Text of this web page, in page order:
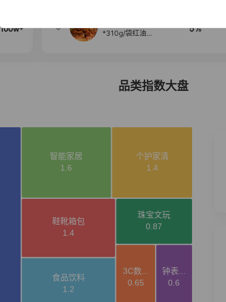
100w+ 5
*310g/袋红油麻
5%
品类指数大盘